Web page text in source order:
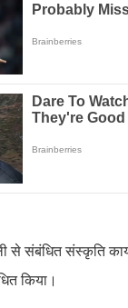
से संबंधित संस्कृति
किया।